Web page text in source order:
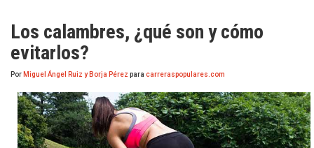
Los calambres, ¿qué son y cómo
evitarlos?
Por Miguel Ángel Ruiz y Borja Pérez para carreraspopulares.com